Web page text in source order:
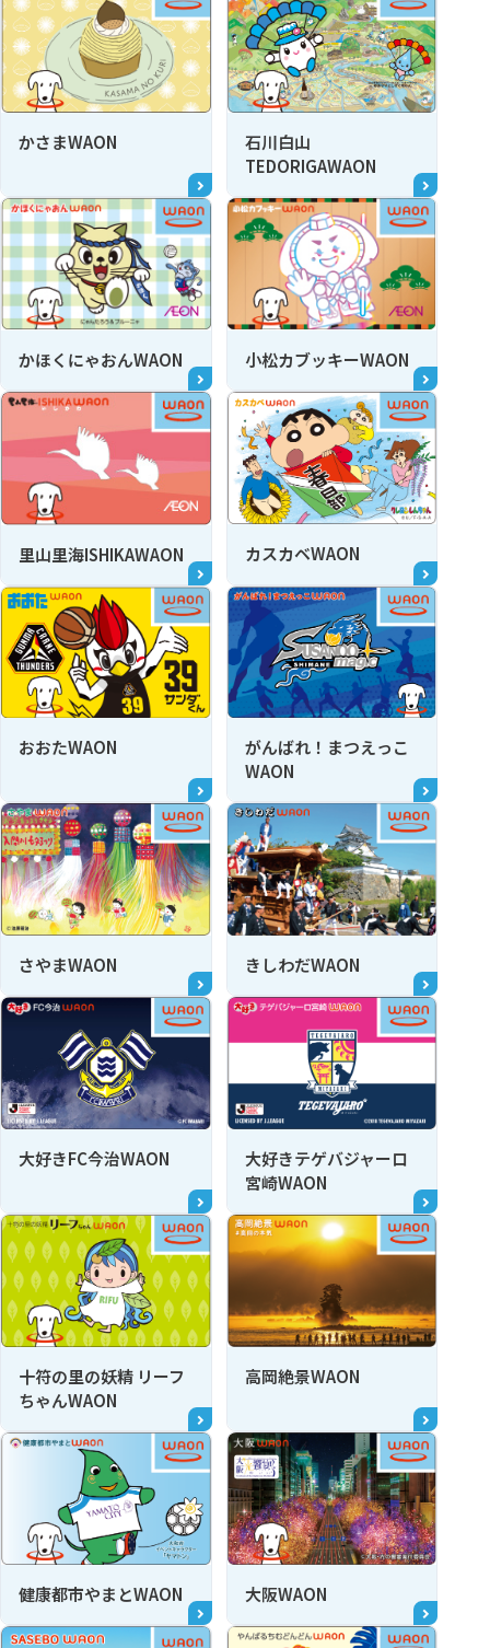
かさまWAON
石川白山
TEDORIGAWAON
かほくにゃおんWAON 小松カブッキーWAON
里山里海ISHIKAWAON カスカベWAON
おおたWAON
がんばれ！まつえっこ
WAON
さやまWAON きしわだWAON
大好きFC今治WAON
大好きテゲバジャーロ
宮崎WAON
十符の里の妖精 リーフ
ちゃんWAON
高岡絶景WAON
健康都市やまとWAON 大阪WAON